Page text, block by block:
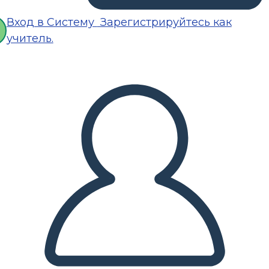
Вход в Систему Зарегистрируйтесь как
учитель.